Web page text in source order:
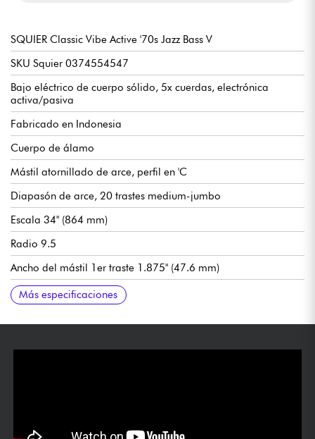
SQUIER Classic Vibe Active '70s Jazz Bass V
SKU Squier 0374554547
Bajo eléctrico de cuerpo sólido, 5x cuerdas, electrónica
activa/pasiva
Fabricado en Indonesia
Cuerpo de álamo
Mástil atornillado de arce, perfil en 'C
Diapasón de arce, 20 trastes medium-jumbo
Escala 34" (864 mm)
Radio 9.5
Ancho del mástil 1er traste 1.875" (47.6 mm)
Pastillas de bobina simple Fender Designed™ Alnico Noiseless
Volumen maestro, panoramización, tono maestro, realce de
agudos/graves
Interruptor Mini Toggle Activo/Pasivo de 2 posiciones
Puente Squier HiMass
Clavijas de afinación Squier Vintage-Style
Cuerpo de poliuretano brillante
Acabado del mástil en poliuretano brillante
Más especificaciones